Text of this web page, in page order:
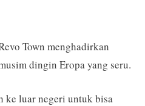
Town menghadirkan
dingin Eropa yang seru.
ke luar negeri untuk bisa